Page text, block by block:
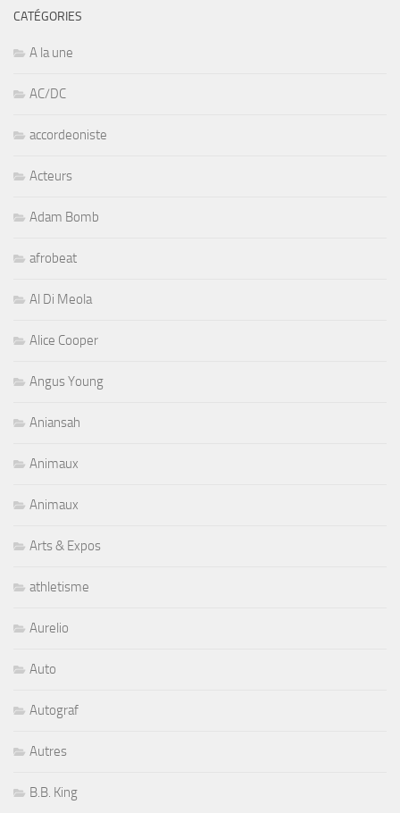
CATÉGORIES
A la une
AC/DC
accordeoniste
Acteurs
Adam Bomb
afrobeat
Al Di Meola
Alice Cooper
Angus Young
Aniansah
Animaux
Animaux
Arts & Expos
athletisme
Aurelio
Auto
Autograf
Autres
B.B. King